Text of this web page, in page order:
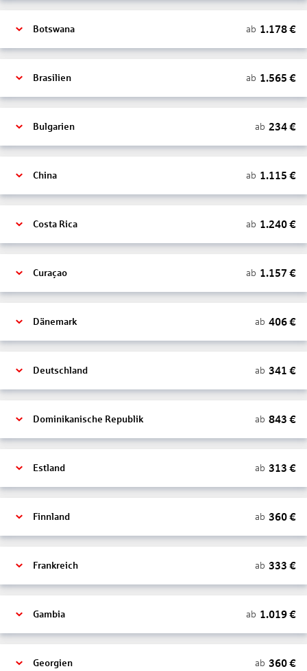
Botswana ab 1.178€
Brasilien ab 1.565 €
Bulgarien ab 234€
China ab 1.115 €
Costa Rica ab 1.240€
Curaçao ab 1.157 €
Dänemark ab 406€
Deutschland ab 341 €
Dominikanische Republik ab 843 €
Estland ab 313 €
Finnland ab 360€
Frankreich ab 333 €
Gambia ab 1.019€
Georgien ab 360€